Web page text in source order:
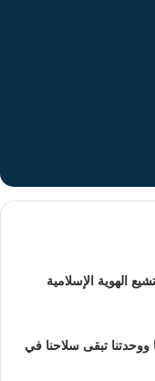
الهوية الإسلامية
ووحدتنا تبقى سلاحنا في